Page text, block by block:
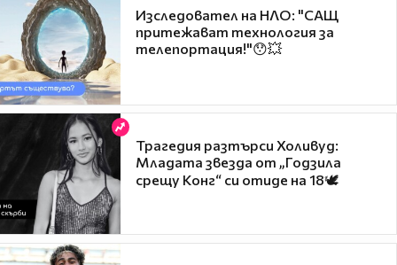
Изследовател на НЛО: "САЩ
притежават технология за
телепортация!"😯💥
Трагедия разтърси Холивуд:
Младата звезда от „Годзила
срещу Конг“ си отиде на 18🕊️